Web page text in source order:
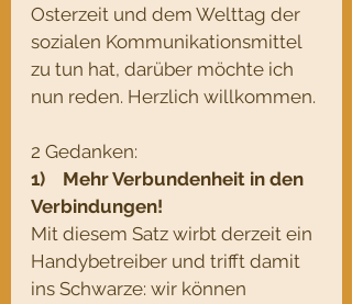
Osterzeit und dem Welttag der
sozialen Kommunikationsmittel
zu tun hat, darüber möchte ich
nun reden. Herzlich willkommen.
2 Gedanken:
1)    Mehr Verbundenheit in den
Verbindungen!
Mit diesem Satz wirbt derzeit ein
Handybetreiber und trifft damit
ins Schwarze: wir können